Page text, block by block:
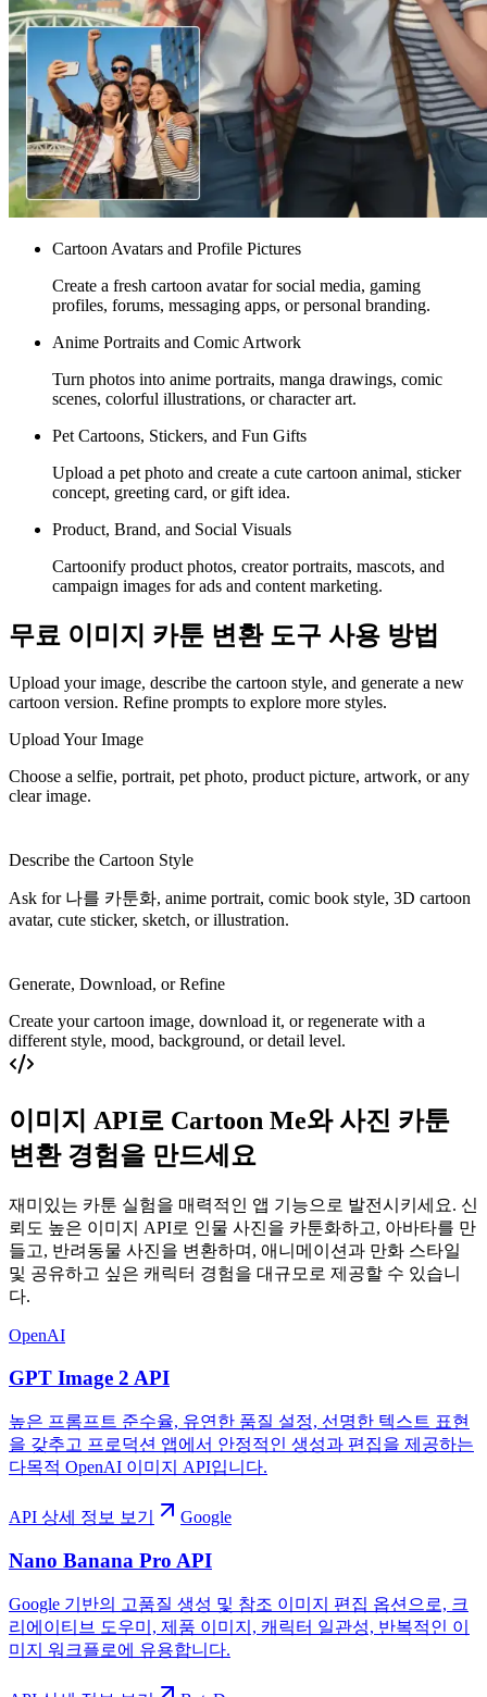
Cartoon Avatars and Profile Pictures
Create a fresh cartoon avatar for social media, gaming
profiles, forums, messaging apps, or personal branding.
Anime Portraits and Comic Artwork
Turn photos into anime portraits, manga drawings, comic
scenes, colorful illustrations, or character art.
Pet Cartoons, Stickers, and Fun Gifts
Upload a pet photo and create a cute cartoon animal, sticker
concept, greeting card, or gift idea.
Product, Brand, and Social Visuals
Cartoonify product photos, creator portraits, mascots, and
campaign images for ads and content marketing.
무료 이미지 카툰 변환 도구 사용 방법
Upload your image, describe the cartoon style, and generate a new
cartoon version. Refine prompts to explore more styles.
Upload Your Image
Choose a selfie, portrait, pet photo, product picture, artwork, or any
clear image.
Describe the Cartoon Style
Ask for 나를 카툰화, anime portrait, comic book style, 3D cartoon
avatar, cute sticker, sketch, or illustration.
Generate, Download, or Refine
Create your cartoon image, download it, or regenerate with a
different style, mood, background, or detail level.
이미지 API로 Cartoon Me와 사진 카툰
변환 경험을 만드세요
재미있는 카툰 실험을 매력적인 앱 기능으로 발전시키세요. 신
뢰도 높은 이미지 API로 인물 사진을 카툰화하고, 아바타를 만
들고, 반려동물 사진을 변환하며, 애니메이션과 만화 스타일
및 공유하고 싶은 캐릭터 경험을 대규모로 제공할 수 있습니
다.
OpenAI
GPT Image 2 API
높은 프롬프트 준수율, 유연한 품질 설정, 선명한 텍스트 표현
을 갖추고 프로덕션 앱에서 안정적인 생성과 편집을 제공하는
다목적 OpenAI 이미지 API입니다.
API 상세 정보 보기 Google
Nano Banana Pro API
Google 기반의 고품질 생성 및 참조 이미지 편집 옵션으로, 크
리에이티브 도우미, 제품 이미지, 캐릭터 일관성, 반복적인 이
미지 워크플로에 유용합니다.